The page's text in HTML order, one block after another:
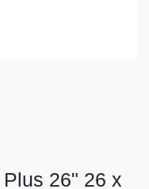
26" 26 x